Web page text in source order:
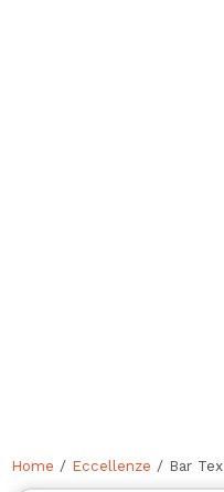
Home / Eccellenze / Bar Tex